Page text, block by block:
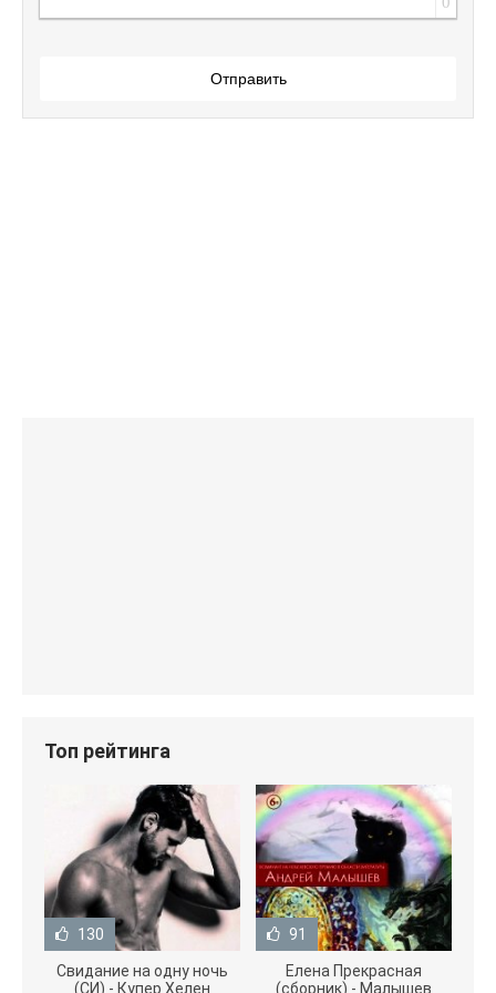
Отправить
Топ рейтинга
130
Свидание на одну ночь
(СИ) - Купер Хелен
91
Елена Прекрасная
(сборник) - Малышев